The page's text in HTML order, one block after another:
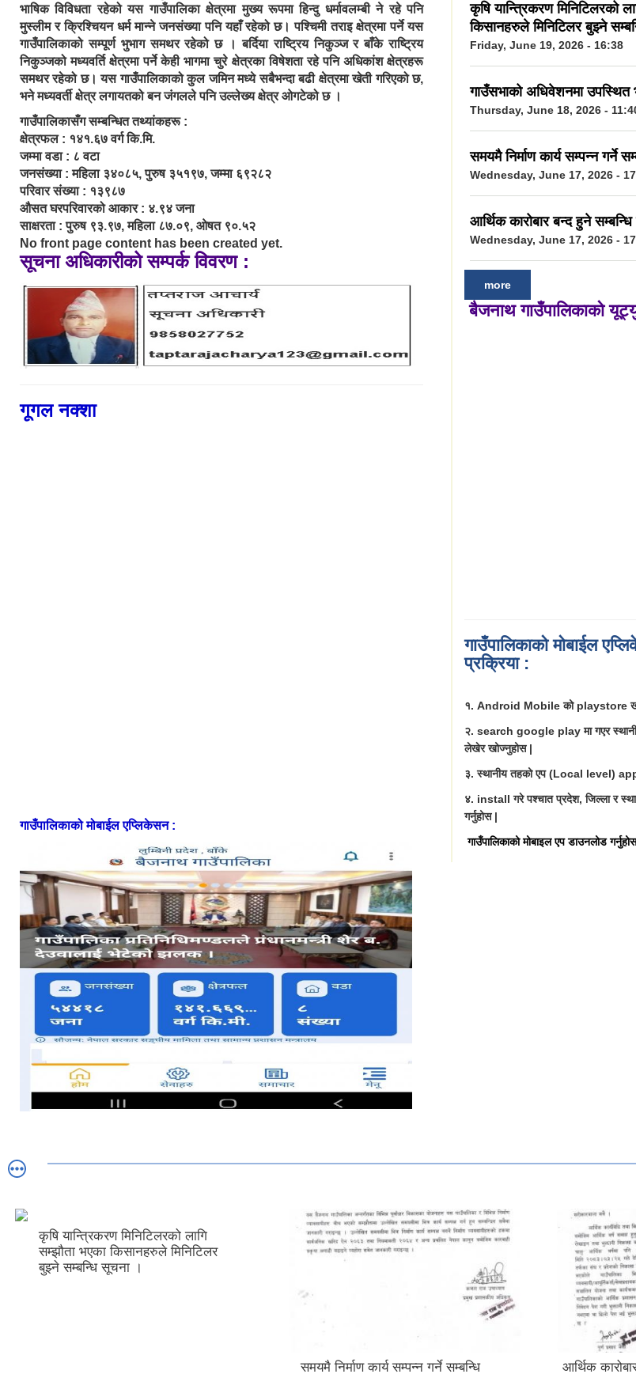
भाषिक विविधता रहेको यस गाउँपालिका क्षेत्रमा मुख्य रूपमा हिन्दु धर्मावलम्बी ने रहे पनि
मुस्लीम र क्रिश्चियन धर्म मान्ने जनसंख्या पनि यहाँ रहेको छ। पश्चिमी तराइ क्षेत्रमा पर्ने यस
गाउँपालिकाको सम्पूर्ण भुभाग समथर रहेको छ । बर्दिया राष्ट्रिय निकुञ्ज र बाँके राष्ट्रिय
निकुञ्जको मध्यवर्ति क्षेत्रमा पर्ने केही भागमा चुरे क्षेत्रका विषेशता रहे पनि अधिकांश क्षेत्रहरू
समथर रहेको छ। यस गाउँपालिकाको कुल जमिन मध्ये सबैभन्दा बढी क्षेत्रमा खेती गरिएको छ,
भने मध्यवर्ती क्षेत्र लगायतको बन जंगलले पनि उल्लेख्य क्षेत्र ओगटेको छ ।
गाउँपालिकासँग सम्बन्धित तथ्यांकहरू :
क्षेत्रफल : १४१.६७ वर्ग कि.मि.
जम्मा वडा : ८ वटा
जनसंख्या : महिला ३४०८५, पुरुष ३५१९७, जम्मा ६९२८२
परिवार संख्या : १३९८७
औसत घरपरिवारको आकार : ४.९४ जना
साक्षरता : पुरुष ९३.९७, महिला ८७.०९, ओषत ९०.५२
No front page content has been created yet.
सूचना अधिकारीको सम्पर्क विवरण :
गूगल नक्शा
गाउँपालिकाको मोबाईल एप्लिकेसन :
कृषि यान्त्रिकरण मिनिटिलरको
किसानहरुले मिनिटिलर बुझ्ने
Friday, June 19, 2026 - 16:38
गाउँसभाको अधिवेशनमा उपस्थित
Thursday, June 18, 2026 -
समयमै निर्माण कार्य सम्पन्न गर्ने
Wednesday, June 17, 2026 -
आर्थिक कारोबार बन्द हुने
Wednesday, June 17, 2026 -
more
बैजनाथ गाउँपालिकाको
गाउँपालिकाको मोबाईल
प्रक्रिया :
१. Android Mobile को playstore
२. search google play मा गएर
लेखेर खोज्नुहोस |
३. स्थानीय तहको एप (Local level)
४. install गरे पश्चात प्रदेश, जिल्ला र
गर्नुहोस |
गाउँपालिकाको मोबाइल एप डाउनलोड
कृषि यान्त्रिकरण मिनिटिलरको लागि
सम्झौता भएका किसानहरुले मिनिटिलर
बुझ्ने सम्बन्धि सूचना ।
समयमै निर्माण कार्य सम्पन्न गर्ने सम्बन्धि
आर्थिक